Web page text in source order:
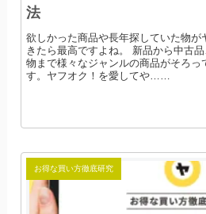
法
欲しかった商品や長年探していた物
きたら最高ですよね。 新品から中古
物まで様々なジャンルの商品がそろっ
す。ヤフオク！を愛してや……
お得な買い方徹底研究